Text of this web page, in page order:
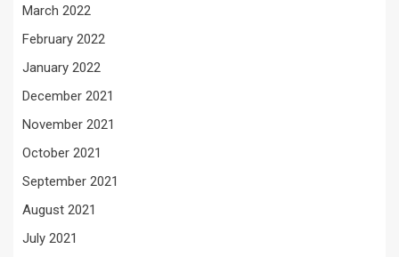
March 2022
February 2022
January 2022
December 2021
November 2021
October 2021
September 2021
August 2021
July 2021